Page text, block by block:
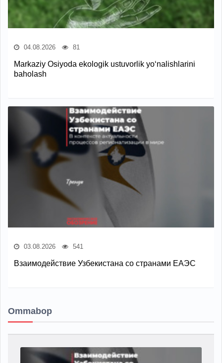
04.08.2026 81
Markaziy Osiyoda ekologik ustuvorlik yo‘nalishlarini
baholash
03.08.2026 541
Взаимодействие Узбекистана со странами ЕАЭС
Ommabop